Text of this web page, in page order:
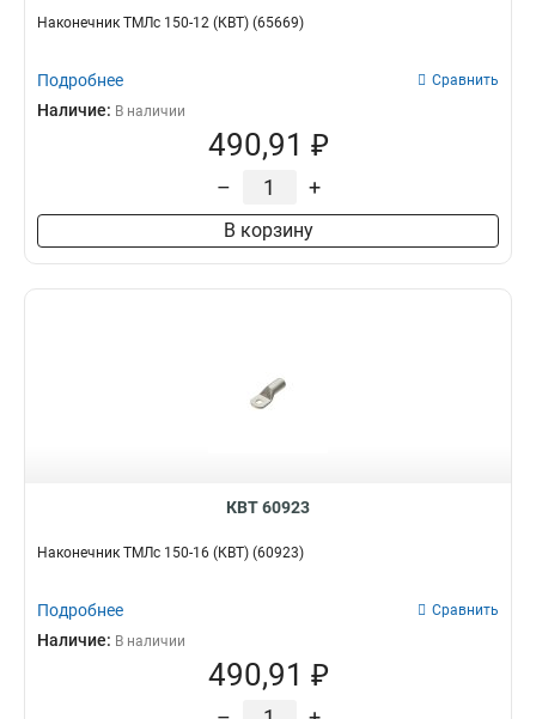
Наконечник ТМЛс 150-12 (КВТ) (65669)
Подробнее Сравнить
Наличие: В наличии
490,91 ₽
– +
В корзину
КВТ 60923
Наконечник ТМЛс 150-16 (КВТ) (60923)
Подробнее Сравнить
Наличие: В наличии
490,91 ₽